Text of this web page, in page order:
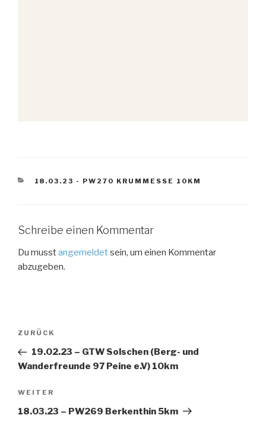
KATEGORIEN
18.03.23 - PW270 KRUMMESSE 10KM
Schreibe einen Kommentar
Du musstangemeldetsein, um einen Kommentar
abzugeben.
Beitragsnavigation
Vorheriger
Beitrag
ZURÜCK
19.02.23 – GTW Solschen (Berg- und
Wanderfreunde 97 Peine e.V) 10km
Nächster
Beitrag
WEITER
18.03.23 – PW269 Berkenthin 5km